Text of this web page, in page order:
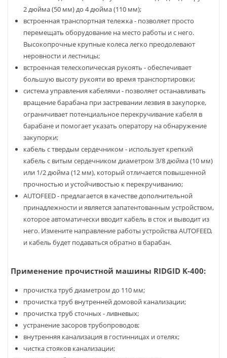
2 дюйма (50 мм) до 4 дюйма (110 мм);
встроенная транспортная тележка - позволяет просто
перемещать оборудование на место работы и с него.
Высокопрочные крупные колеса легко преодолевают
неровности и лестницы;
встроенная телескопическая рукоять - обеспечивает
большую высоту рукояти во время транспортировки;
система управления кабелями - позволяет останавливать
вращение барабана при застревании лезвия в закупорке,
ограничивает потенциальное перекручивание кабеля в
барабане и помогает указать оператору на обнаружение
закупорки;
кабель с твердым сердечником - использует крепкий
кабель с витым сердечником диаметром 3/8 дюйма (10 мм)
или 1/2 дюйма (12 мм), который отличается повышенной
прочностью и устойчивостью к перекручиванию;
AUTOFEED - предлагается в качестве дополнительной
принадлежности и является запатентованным устройством,
которое автоматически вводит кабель в сток и выводит из
него. Измените направление работы устройства AUTOFEED,
и кабель будет подаваться обратно в барабан.
Применение прочистной машины RIDGID K-400:
прочистка труб диаметром до 110 мм;
прочистка труб внутренней домовой канализации;
прочистка труб сточных - ливневых;
устранение засоров трубопроводов;
внутренняя канализация в гостинницах и отелях;
чистка стояков канализации;